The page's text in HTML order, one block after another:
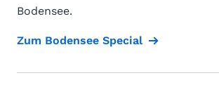
Bodensee.
Zum Bodensee Special